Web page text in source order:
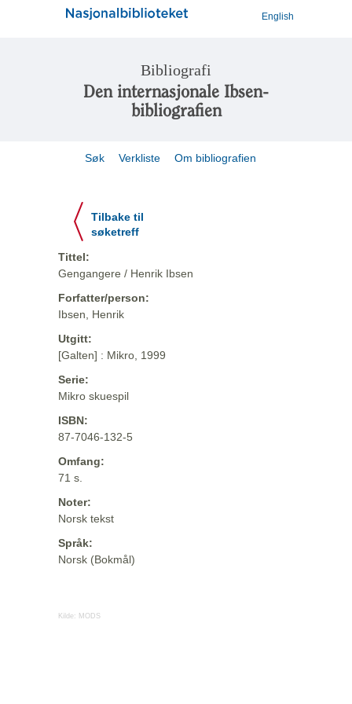
English
Bibliografi
Den internasjonale Ibsen-
bibliografien
Søk Verkliste Om bibliografien
Tilbake til
søketreff
Tittel:
Gengangere / Henrik Ibsen
Forfatter/person:
Ibsen, Henrik
Utgitt:
[Galten] : Mikro, 1999
Serie:
Mikro skuespil
ISBN:
87-7046-132-5
Omfang:
71 s.
Noter:
Norsk tekst
Språk:
Norsk (Bokmål)
Kilde: MODS